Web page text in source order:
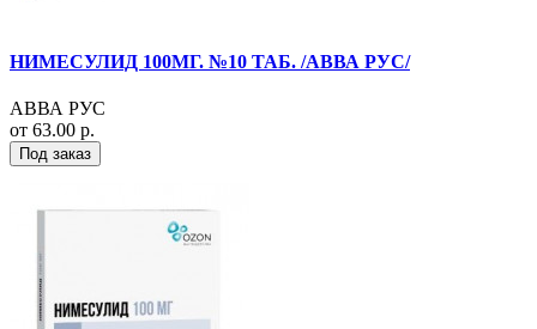
НИМЕСУЛИД 100МГ. №10 ТАБ. /АВВА РУС/
АВВА РУС
от 63.00 р.
Под заказ